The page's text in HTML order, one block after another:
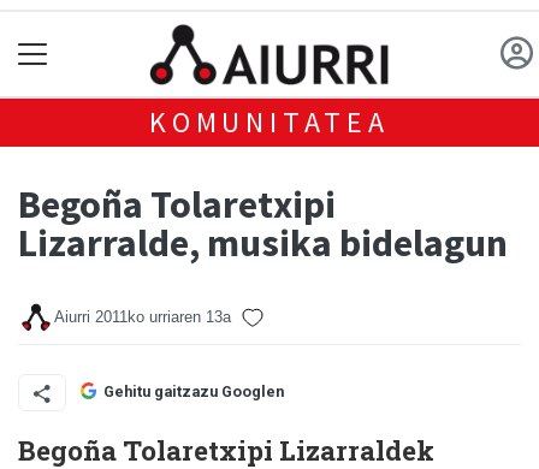
KOMUNITATEA
Begoña Tolaretxipi
Lizarralde, musika bidelagun
Aiurri 2011ko urriaren 13a
Gehitu gaitzazu Googlen
Begoña Tolaretxipi Lizarraldek